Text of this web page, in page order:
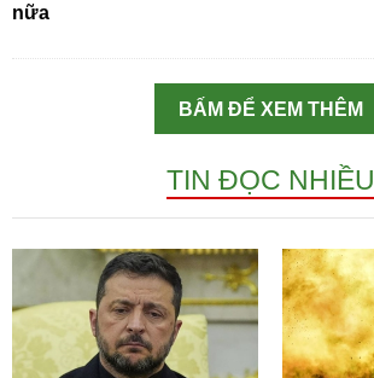
nữa
BẤM ĐỂ XEM THÊM
TIN ĐỌC NHIỀU